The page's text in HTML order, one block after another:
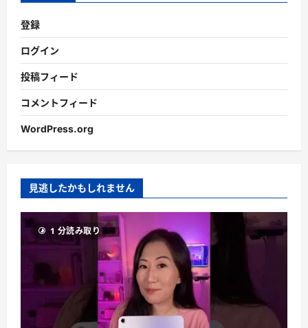
登録
ログイン
投稿フィード
コメントフィード
WordPress.org
見逃したかもしれません
1 分読み取り